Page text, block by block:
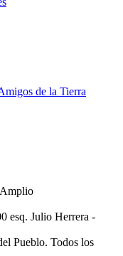
de la Tierra
esq. Julio Herrera -
Pueblo. Todos los